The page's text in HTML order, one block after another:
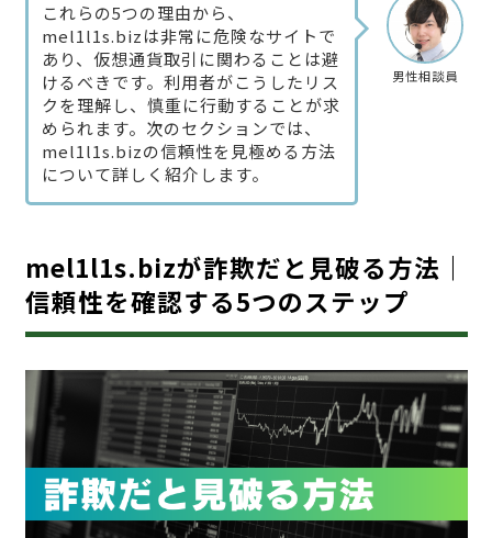
男性相談員
これらの5つの理由から、
mel1l1s.bizは非常に危険なサイトで
あり、仮想通貨取引に関わることは避
けるべきです。利用者がこうしたリス
クを理解し、慎重に行動することが求
められます。次のセクションでは、
mel1l1s.bizの信頼性を見極める方法
について詳しく紹介します。
mel1l1s.bizが詐欺だと見破る方法｜
信頼性を確認する5つのステップ